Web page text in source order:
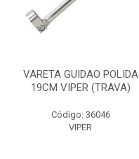
VARETA GUIDAO POLIDA
19CM VIPER (TRAVA)
Código: 36046
VIPER